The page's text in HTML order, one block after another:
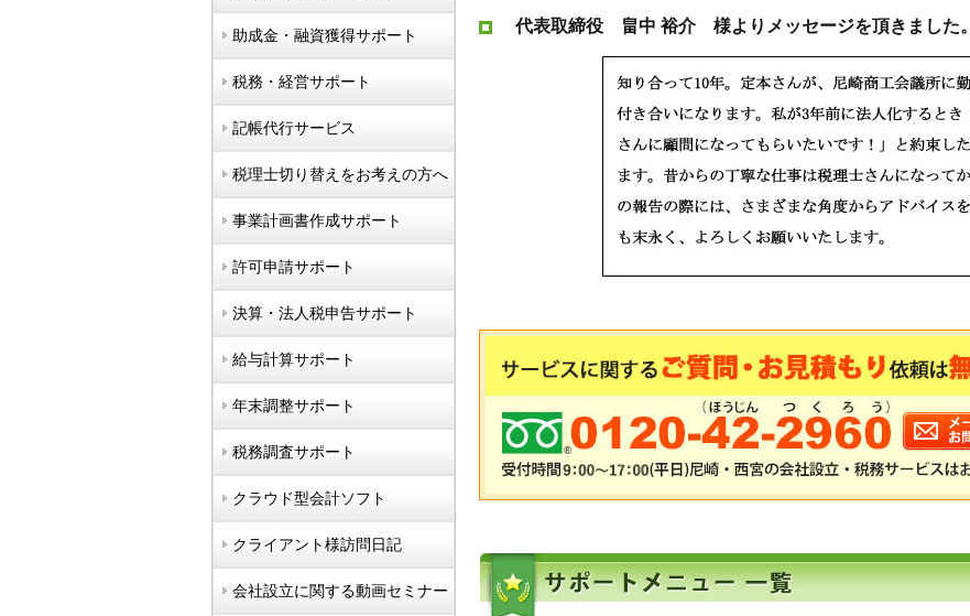
代表取締役 畠中 裕介 様よりメッセージを頂きました。
助成金・融資獲得サポート
税務・経営サポート
記帳代行サービス
税理士切り替えをお考えの方へ
事業計画書作成サポート
許可申請サポート
決算・法人税申告サポート
給与計算サポート
年末調整サポート
税務調査サポート
クラウド型会計ソフト
クライアント様訪問日記
会社設立に関する動画セミナー